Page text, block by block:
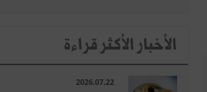
الأخبار الأكثر قراءة
2026.07.22